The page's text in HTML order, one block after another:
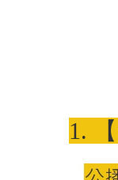
1. 【